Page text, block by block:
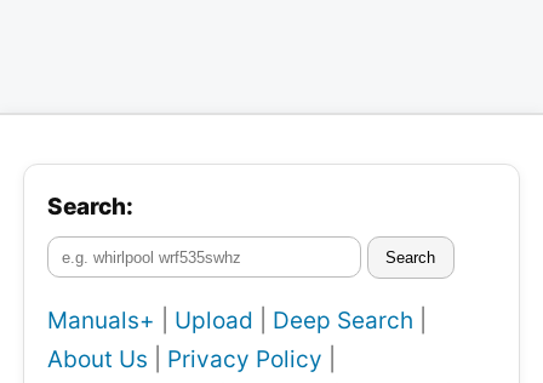
Search:
Search
Manuals+ Upload Deep Search
About Us
Privacy Policy